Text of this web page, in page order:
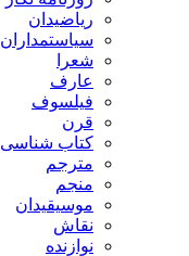
ریاضیدان
سیاستمداران
شعرا
عارف
فیلسوف
قرن
کتاب شناسی
مترجم
منجم
موسیقیدان
نقاش
نوازنده